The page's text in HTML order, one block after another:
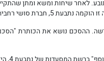
ומשא ומתן